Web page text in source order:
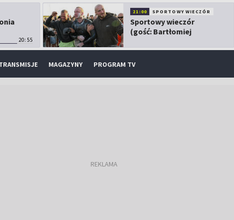
20:55
21:00 SPORTOWY WIECZÓR
Sportowy wieczór
(gość: Bartłomiej
MAGAZYNY PROGRAM TV